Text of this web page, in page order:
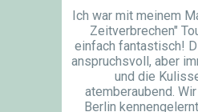
Ich war mit meinem
Zeitverbrechen"
einfach fantastisch!
anspruchsvoll, aber
und die
atemberaubend.
Berlin